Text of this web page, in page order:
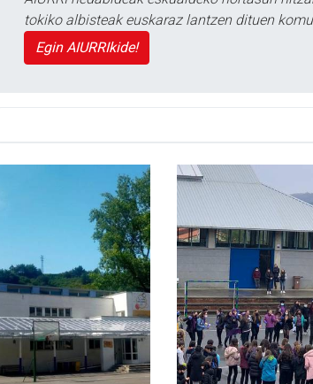
tokiko albisteak euskaraz lantzen dituen
Egin AIURRIkide!